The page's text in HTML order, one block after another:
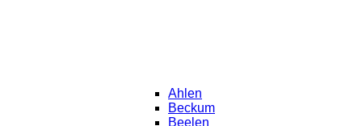
Ahlen
Beckum
Beelen